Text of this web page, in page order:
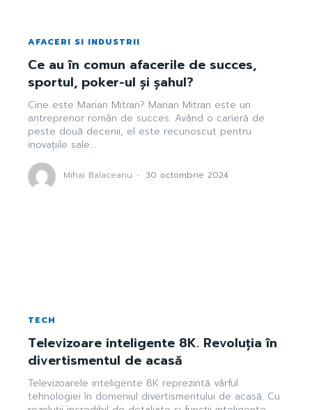
AFACERI SI INDUSTRII
Ce au în comun afacerile de succes,
sportul, poker-ul și șahul?
Cine este Marian Mitran? Marian Mitran este un
antreprenor român de succes. Având o carieră de
peste două decenii, el este recunoscut pentru
inovațiile sale...
Mihai Balaceanu - 30 octombrie 2024
TECH
Televizoare inteligente 8K. Revoluția în
divertismentul de acasă
Televizoarele inteligente 8K reprezintă vârful
tehnologiei în domeniul divertismentului de acasă. Cu